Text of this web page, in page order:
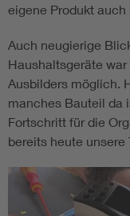
eigene Produkt
Auch neugierige
Haushaltsgeräte
Ausbilders möglich.
manches Bauteil da
Fortschritt für die
bereits heute unsere